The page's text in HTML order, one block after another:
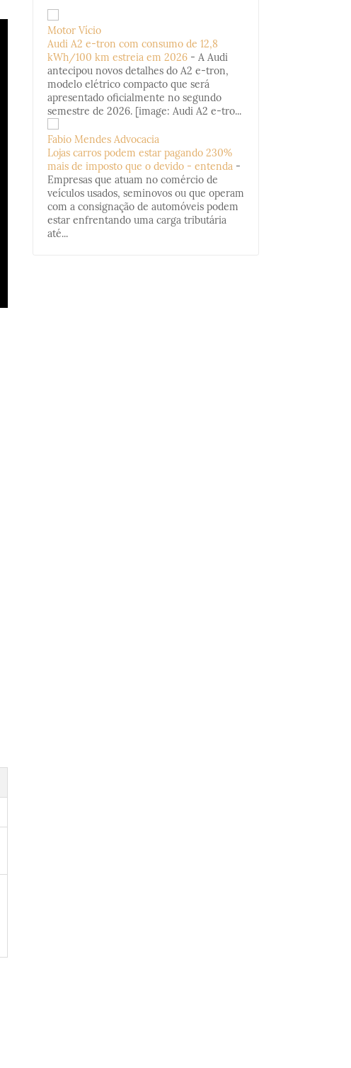
Motor Vício
Audi A2 e-tron com consumo de 12,8
kWh/100 km estreia em 2026 - A Audi
antecipou novos detalhes do A2 e-tron,
modelo elétrico compacto que será
apresentado oficialmente no segundo
semestre de 2026. [image: Audi A2 e-tro...
Fabio Mendes Advocacia
Lojas carros podem estar pagando 230%
mais de imposto que o devido - entenda -
Empresas que atuam no comércio de
veículos usados, seminovos ou que operam
com a consignação de automóveis podem
estar enfrentando uma carga tributária
até...